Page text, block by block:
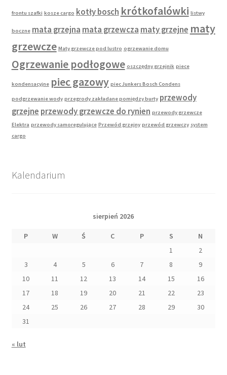
frontu szafki kosze cargo kotły bosch krótkofalówki listwy
boczne mata grzejna mata grzewcza maty grzejne maty
grzewcze Maty grzewcze pod lustro ogrzewanie domu
Ogrzewanie podłogowe oszczędny grzejnik piece
kondensacyjne piec gazowy piec Junkers Bosch Condens
podgrzewanie wody przegrody zakładane pomiędzy burty przewody
grzejne przewody grzewcze do rynien przewody grzewcze
Elektra przewody samoregulujące Przewód grzejny przewód grzewczy system
cargo
Kalendarium
sierpień 2026
P W Ś C P S
N
1
2
3
4 5 6 7 8
9
10
11 12 13 14 15
16
17
18 19 20 21 22
23
24
25 26 27 28 29
30
31
« lut